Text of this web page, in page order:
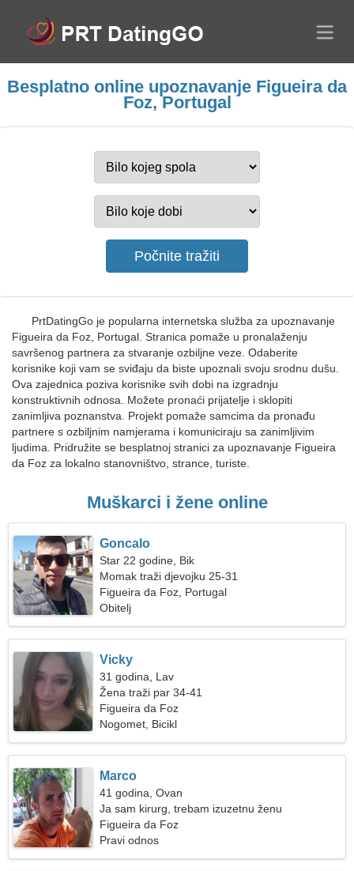
Besplatno online upoznavanje Figueira da
Foz, Portugal
PrtDatingGo je popularna internetska služba za upoznavanje
Figueira da Foz, Portugal. Stranica pomaže u pronalaženju
savršenog partnera za stvaranje ozbiljne veze. Odaberite
korisnike koji vam se sviđaju da biste upoznali svoju srodnu dušu.
Ova zajednica poziva korisnike svih dobi na izgradnju
konstruktivnih odnosa. Možete pronaći prijatelje i sklopiti
zanimljiva poznanstva. Projekt pomaže samcima da pronađu
partnere s ozbiljnim namjerama i komuniciraju sa zanimljivim
ljudima. Pridružite se besplatnoj stranici za upoznavanje Figueira
da Foz za lokalno stanovništvo, strance, turiste.
Muškarci i žene online
Goncalo
Star 22 godine, Bik
Momak traži djevojku 25-31
Figueira da Foz, Portugal
Obitelj
Vicky
31 godina, Lav
Žena traži par 34-41
Figueira da Foz
Nogomet, Bicikl
Marco
41 godina, Ovan
Ja sam kirurg, trebam izuzetnu ženu
Figueira da Foz
Pravi odnos